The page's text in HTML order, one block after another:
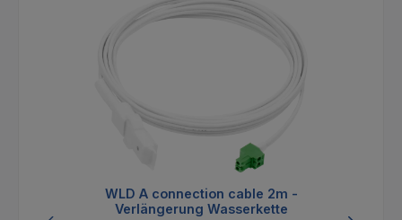
WLD A connection cable 2m -
Verlängerung Wasserkette